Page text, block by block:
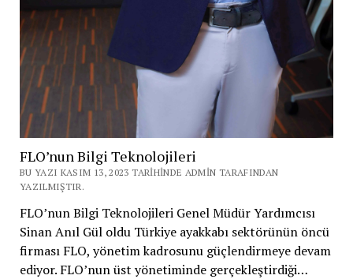
FLO’nun Bilgi Teknolojileri
BU YAZI KASIM 13, 2023 TARIHINDE ADMIN TARAFINDAN
YAZILMIŞTIR.
FLO’nun Bilgi Teknolojileri Genel Müdür Yardımcısı
Sinan Anıl Gül oldu Türkiye ayakkabı sektörünün öncü
firması FLO, yönetim kadrosunu güçlendirmeye devam
ediyor. FLO’nun üst yönetiminde gerçekleştirdiği…